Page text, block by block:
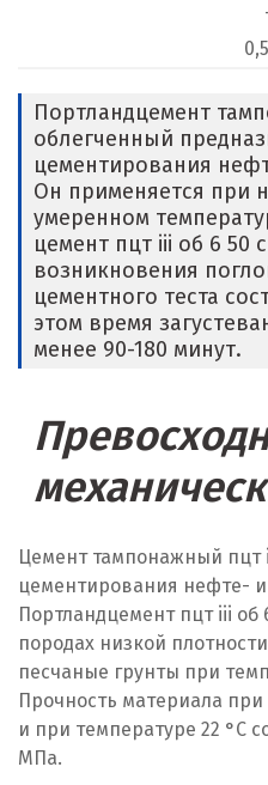
Портландцемент
облегченный
цементирования
Он применяется при
умеренном
цемент пцт iii об 6 50
возникновения
цементного теста
этом время
менее 90-180 минут.
Цемент тампонажный пцт
цементирования нефте-
Портландцемент пцт iii об
породах низкой
песчаные грунты при
Прочность материала при
и при температуре 22 °C
МПа.